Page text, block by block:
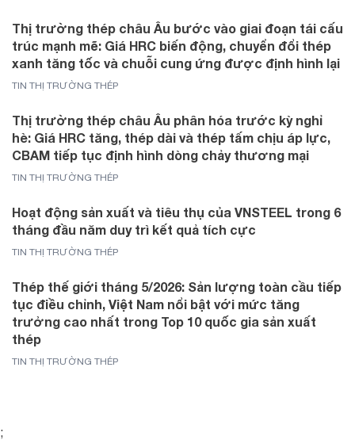
Thị trường thép châu Âu bước vào giai đoạn tái cấu
trúc mạnh mẽ: Giá HRC biến động, chuyển đổi thép
xanh tăng tốc và chuỗi cung ứng được định hình lại
TIN THỊ TRƯỜNG THÉP
Thị trường thép châu Âu phân hóa trước kỳ nghỉ
hè: Giá HRC tăng, thép dài và thép tấm chịu áp lực,
CBAM tiếp tục định hình dòng chảy thương mại
TIN THỊ TRƯỜNG THÉP
Hoạt động sản xuất và tiêu thụ của VNSTEEL trong 6
tháng đầu năm duy trì kết quả tích cực
TIN THỊ TRƯỜNG THÉP
Thép thế giới tháng 5/2026: Sản lượng toàn cầu tiếp
tục điều chỉnh, Việt Nam nổi bật với mức tăng
trưởng cao nhất trong Top 10 quốc gia sản xuất
thép
TIN THỊ TRƯỜNG THÉP
;